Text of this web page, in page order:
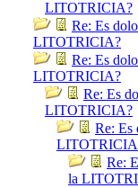
LITOTRICIA?
Re: Es
LITOTRICIA?
Re: Es
LITOTRICIA?
Re: Es
LITOTRICIA?
Re: Es
Re:
la